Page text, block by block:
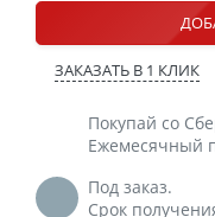
ЗАКАЗАТЬ В 1 КЛИК
Покупай со
Ежемесячный
Под заказ.
Срок